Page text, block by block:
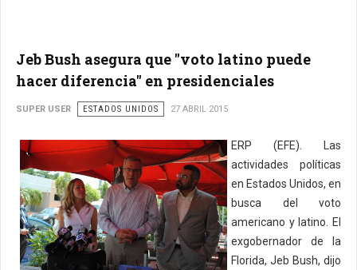
Jeb Bush asegura que "voto latino puede
hacer diferencia" en presidenciales
SUPER USER ESTADOS UNIDOS 27 ABRIL 2015
ERP (EFE). Las
actividades políticas
en Estados Unidos, en
busca del voto
americano y latino. El
exgobernador de la
Florida, Jeb Bush, dijo